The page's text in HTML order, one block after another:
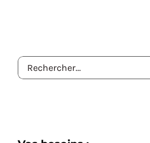
Rechercher: